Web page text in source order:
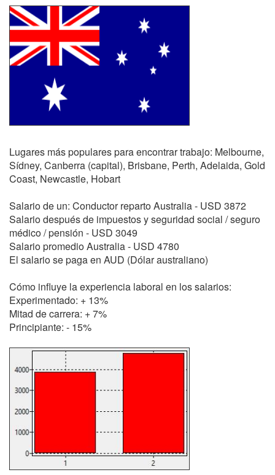
Lugares más populares para encontrar trabajo: Melbourne,
Sídney, Canberra (capital), Brisbane, Perth, Adelaida, Gold
Coast, Newcastle, Hobart
Salario de un: Conductor reparto Australia - USD 3872
Salario después de impuestos y seguridad social / seguro
médico / pensión - USD 3049
Salario promedio Australia - USD 4780
El salario se paga en AUD (Dólar australiano)
Cómo influye la experiencia laboral en los salarios:
Experimentado: + 13%
Mitad de carrera: + 7%
Principiante: - 15%